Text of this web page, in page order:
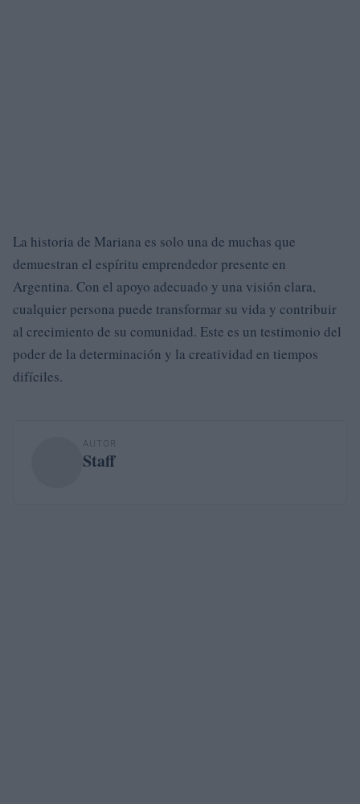
La historia de Mariana es solo una de muchas que
demuestran el espíritu emprendedor presente en
Argentina. Con el apoyo adecuado y una visión clara,
cualquier persona puede transformar su vida y contribuir
al crecimiento de su comunidad. Este es un testimonio del
poder de la determinación y la creatividad en tiempos
difíciles.
AUTOR
Staff